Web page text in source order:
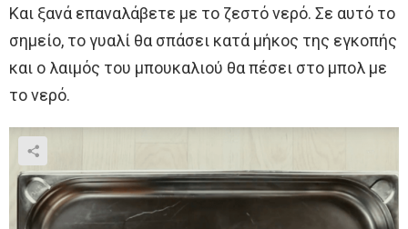
Και ξανά επαναλάβετε με το ζεστό νερό. Σε αυτό το
σημείο, το γυαλί θα σπάσει κατά μήκος της εγκοπής
και ο λαιμός του μπουκαλιού θα πέσει στο μπολ με
το νερό.